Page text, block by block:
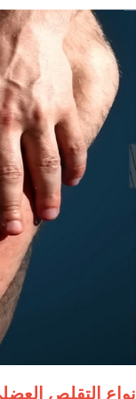
أنواع التقلص